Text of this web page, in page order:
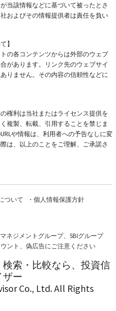
当該情報などに基づいて被ったとさ
およびその情報提供者は責任を負い
】
の各コンテンツからは外部のウェブ
があります。リンク先のウェブサイ
りません。その内容の信頼性などに
権利は当社またはライセンス提供を
複製、転載、引用することを禁じま
や情報は、利用者への予告なしに変
は、以上のことをご理解、ご承諾さ
ついて ・ 個人情報保護方針
ネジメントグループ、SBIグループ
ント、偽広告にご注意ください
索・比較なら、投資信
ザー
Co., Ltd. All Rights